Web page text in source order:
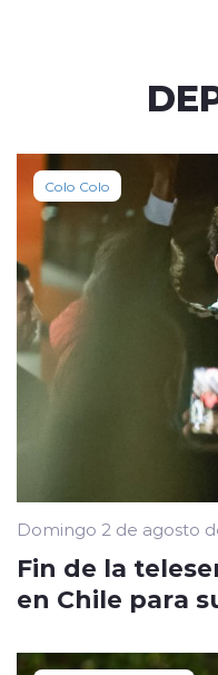
Colo Colo
Domingo 2 de agosto
Fin de la
en Chile para